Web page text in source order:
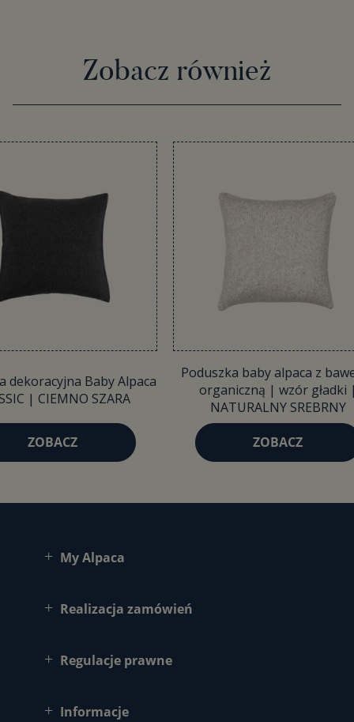
Zobacz również
dekoracyjna Baby Alpaca
| CIEMNO SZARA
ZOBACZ
Poduszka baby alpaca z
organiczną | wzór gładki
NATURALNY SREBRNY
ZOBACZ
My Alpaca
Realizacja zamówień
Regulacje prawne
Informacje